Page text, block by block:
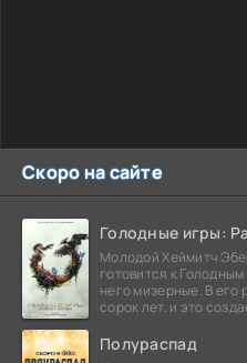
Скоро на сайте
Голодные игры:
Молодой Хеймитч
готовится к
него мизерные. В его
сорок лет, и это
Полураспад